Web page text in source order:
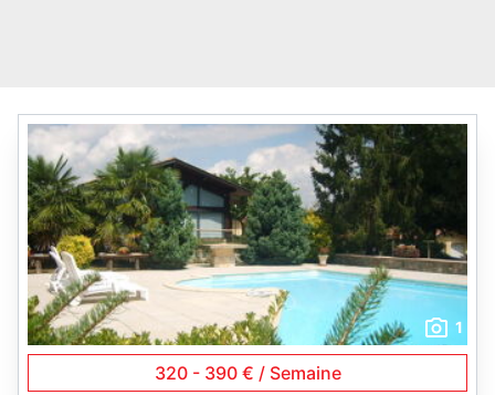
1
320 - 390 € / Semaine